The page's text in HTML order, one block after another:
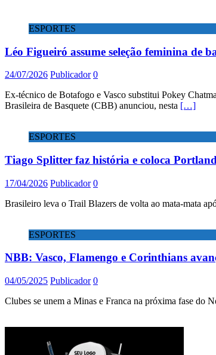
ESPORTES
Léo Figueiró assume seleção feminina de
24/07/2026 Publicador 0
Ex-técnico de Botafogo e Vasco substitui Pokey
Brasileira de Basquete (CBB) anunciou, nesta […]
ESPORTES
Tiago Splitter faz história e coloca
17/04/2026 Publicador 0
Brasileiro leva o Trail Blazers de volta ao mata-mata
ESPORTES
NBB: Vasco, Flamengo e Corinthians
04/05/2025 Publicador 0
Clubes se unem a Minas e Franca na próxima fase do